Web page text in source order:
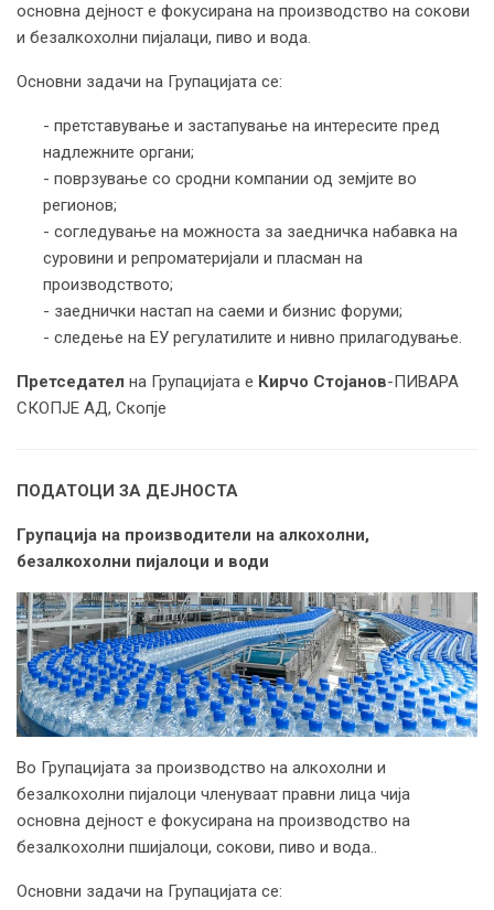
основна дејност е фокусирана на производство на сокови
и безалкохолни пијалаци, пиво и вода.
Основни задачи на Групацијата се:
- претставување и застапување на интересите пред
надлежните органи;
- поврзување со сродни компании од земјите во
регионов;
- согледување на можноста за заедничка набавка на
суровини и репроматеријали и пласман на
производството;
- заеднички настап на саеми и бизнис форуми;
- следење на ЕУ регулатилите и нивно прилагодување.
Претседател на Групацијата е Кирчо Стојанов-ПИВАРА
СКОПЈЕ АД, Скопје
ПОДАТОЦИ ЗА ДЕЈНОСТА
Групација на производители на алкохолни,
безалкохолни пијалоци и води
Во Групацијата за производство на алкохолни и
безалкохолни пијалоци членуваат правни лица чија
основна дејност е фокусирана на производство на
безалкохолни пшијалоци, сокови, пиво и вода..
Основни задачи на Групацијата се: